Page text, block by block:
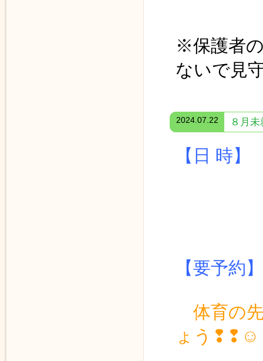
※保護者
ないで見
2024.07.22 ８月
【日 時
【要予約】
体育の
ょう❢❢☺